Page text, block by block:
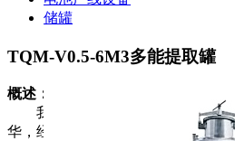
储罐
TQM-V0.5-6M3多能提取罐
概述：
我厂生产的直筒蘑菇式多能提取
华，经科学研制设计开发的新产品